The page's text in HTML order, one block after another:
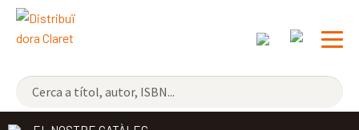
NOVETATS